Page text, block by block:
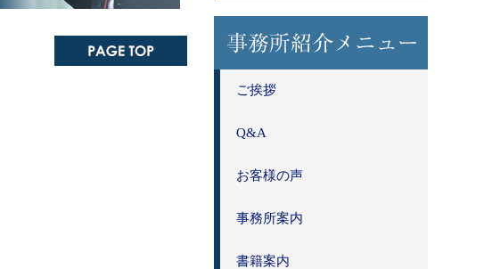
ご挨拶
Q&A
お客様の声
事務所案内
書籍案内